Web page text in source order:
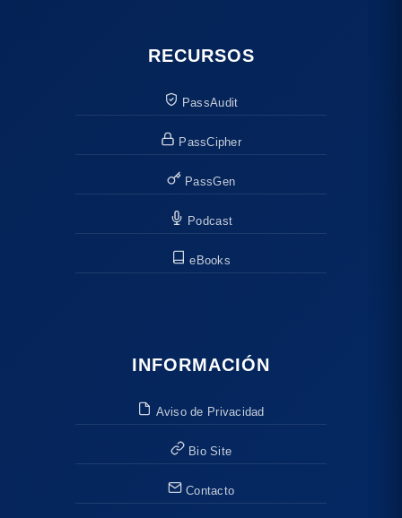
RECURSOS
PassAudit
PassCipher
PassGen
Podcast
eBooks
INFORMACIÓN
Aviso de Privacidad
Bio Site
Contacto